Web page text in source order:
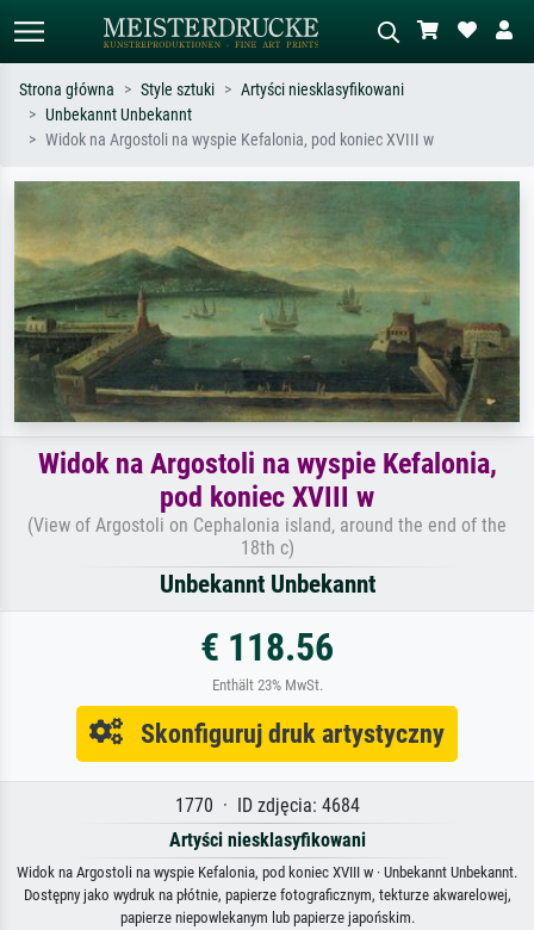
Wyszukiwanie standardowe Wyszukiwanie obrazów AI
Monet, Gwiaździsta noc,
impresjonizm, fala Hokusaia, akt.
Strona główna Style sztuki
Artyści niesklasyfikowani
Unbekannt Unbekannt
Widok na Argostoli na wyspie Kefalonia, pod koniec XVIII w
Widok na Argostoli na wyspie Kefalonia,
pod koniec XVIII w
(View of Argostoli on Cephalonia island, around the end of the
18th c)
Unbekannt Unbekannt
€ 118.56
Enthält 23% MwSt.
Skonfiguruj druk artystyczny
1770 · ID zdjęcia: 4684
Artyści niesklasyfikowani
Widok na Argostoli na wyspie Kefalonia, pod koniec XVIII w · Unbekannt Unbekannt.
Dostępny jako wydruk na płótnie, papierze fotograficznym, tekturze akwarelowej,
papierze niepowlekanym lub papierze japońskim.